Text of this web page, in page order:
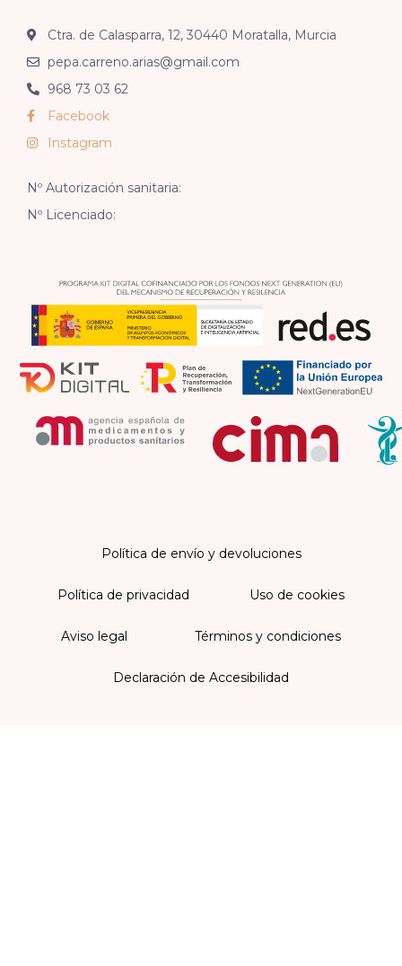
Ctra. de Calasparra, 12, 30440 Moratalla, Murcia
pepa.carreno.arias@gmail.com
968 73 03 62
Facebook
Instagram
Nº Autorización sanitaria:
Nº Licenciado:
Política de envío y devoluciones
Política de privacidad Uso de cookies
Aviso legal Términos y condiciones
Declaración de Accesibilidad